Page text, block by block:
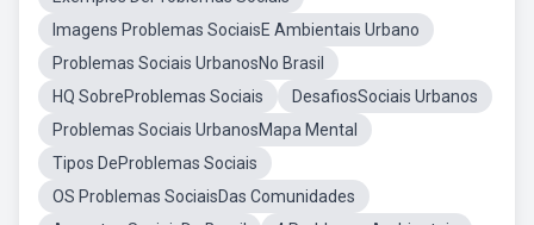
Imagens Problemas SociaisE Ambientais Urbano
Problemas Sociais UrbanosNo Brasil
HQ SobreProblemas Sociais
DesafiosSociais Urbanos
Problemas Sociais UrbanosMapa Mental
Tipos DeProblemas Sociais
OS Problemas SociaisDas Comunidades